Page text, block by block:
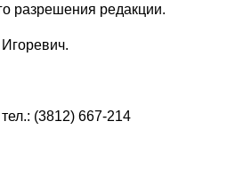
разрешения редакции.
(3812) 667-214